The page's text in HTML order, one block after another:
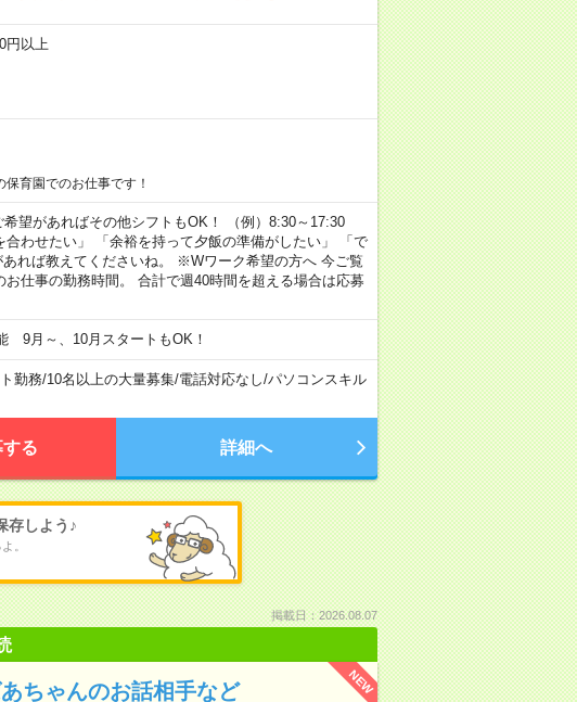
以上
育園でのお仕事です！
望があればその他シフトもOK！ （例）8:30～17:30
せたい」 「余裕を持って夕飯の準備がしたい」 「で
れば教えてくださいね。 ※Wワーク希望の方へ 今ご覧
仕事の勤務時間。 合計で週40時間を超える場合は応募
9月～、10月スタートもOK！
勤務/10名以上の大量募集/電話対応なし/パソコンスキル
る 詳細へ
存しよう♪
。
掲載日：2026.08.07
NEW
ちゃんのお話相手など